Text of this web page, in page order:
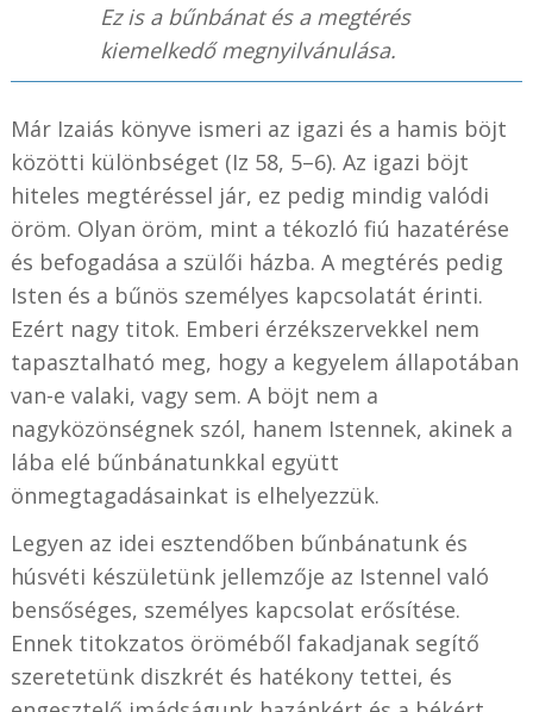
Ez is a bűnbánat és a megtérés
kiemelkedő megnyilvánulása.
Már Izaiás könyve ismeri az igazi és a hamis böjt
közötti különbséget (Iz 58, 5–6). Az igazi böjt
hiteles megtéréssel jár, ez pedig mindig valódi
öröm. Olyan öröm, mint a tékozló fiú hazatérése
és befogadása a szülői házba. A megtérés pedig
Isten és a bűnös személyes kapcsolatát érinti.
Ezért nagy titok. Emberi érzékszervekkel nem
tapasztalható meg, hogy a kegyelem állapotában
van-e valaki, vagy sem. A böjt nem a
nagyközönségnek szól, hanem Istennek, akinek a
lába elé bűnbánatunkkal együtt
önmegtagadásainkat is elhelyezzük.
Legyen az idei esztendőben bűnbánatunk és
húsvéti készületünk jellemzője az Istennel való
bensőséges, személyes kapcsolat erősítése.
Ennek titokzatos öröméből fakadjanak segítő
szeretetünk diszkrét és hatékony tettei, és